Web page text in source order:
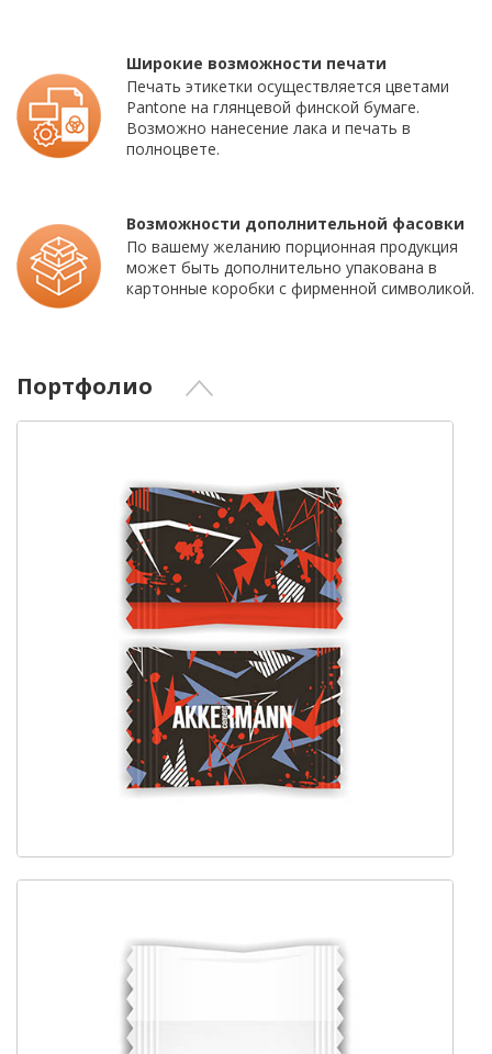
Широкие возможности печати
Печать этикетки осуществляется цветами
Pantone на глянцевой финской бумаге.
Возможно нанесение лака и печать в
полноцвете.
Возможности дополнительной фасовки
По вашему желанию порционная продукция
может быть дополнительно упакована в
картонные коробки с фирменной символикой.
Портфолио